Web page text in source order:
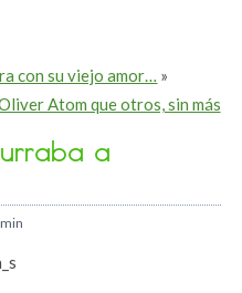
con su viejo amor… »
Atom que otros, sin más
a